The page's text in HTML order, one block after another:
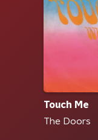
Touch Me
The Doors